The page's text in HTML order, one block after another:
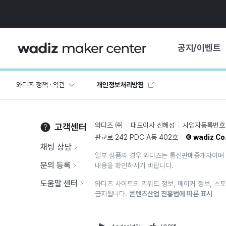
공지/이벤트
와디즈
마이 와디즈
중요 업데이트
보도자료
지원사업
와디즈 정책 · 약관 개인정보처리방침
고객센터
채팅 상담
문의 등록
도움말 센터
와디즈 ㈜ 대표이사 신혜성 사업자등록
판교로 242 PDC A동 402호
© wadiz
일부 상품의 경우 와디즈는 통신판매중개자이
내용을 확인하시기 바랍니다.
와디즈 사이트의 리워드 정보, 메이커 정보, 스
금지됩니다. 콘텐츠산업 진흥법에 따른 표시